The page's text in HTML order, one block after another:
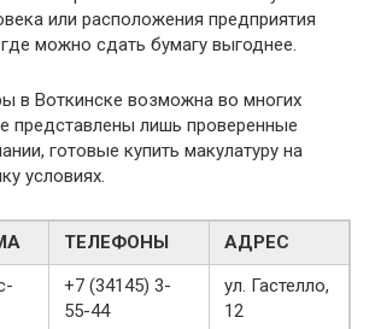
или расположения предприятия
можно сдать бумагу выгоднее.
в Воткинске возможна во многих
представлены лишь проверенные
готовые купить макулатуру на
условиях.
ТЕЛЕФОНЫ
АДРЕС
+7 (34145) 3-
55-44
ул. Гастелло,
12